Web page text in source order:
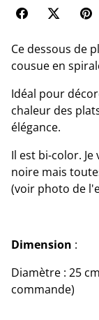
Ce dessous de
cousue en
Idéal pour
chaleur des
élégance.
Il est bi-color.
noire mais
(voir photo de
Dimension :
Diamètre : 25
commande)